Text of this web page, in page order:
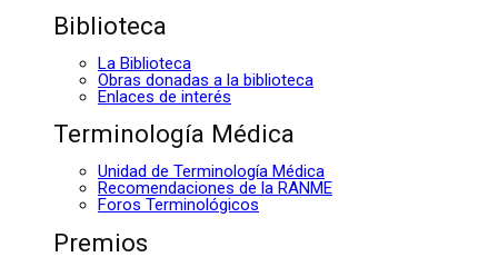
Biblioteca
La Biblioteca
Obras donadas a la biblioteca
Enlaces de interés
Terminología Médica
Unidad de Terminología Médica
Recomendaciones de la RANME
Foros Terminológicos
Premios